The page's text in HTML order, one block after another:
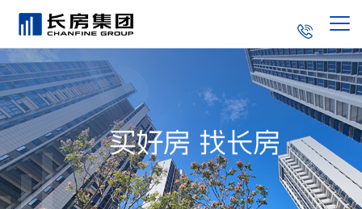
走进长房
新闻中心
党的建设
长房产品
集团简介
企业文化
董事长致辞
长房荣誉